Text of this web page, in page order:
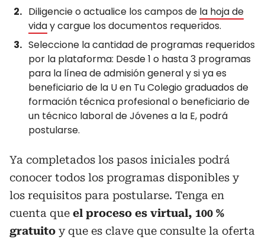
Diligencie o actualice los campos de la hoja de
viday cargue los documentos requeridos.
Seleccione la cantidad de programas requeridos
por la plataforma: Desde 1 o hasta 3 programas
para la línea de admisión general y si ya es
beneficiario de la U en Tu Colegio graduados de
formación técnica profesional o beneficiario de
un técnico laboral de Jóvenes a la E, podrá
postularse.
Ya completados los pasos iniciales podrá
conocer todos los programas disponibles y
los requisitos para postularse. Tenga en
cuenta que el proceso es virtual, 100 %
gratuito y que es clave que consulte la oferta